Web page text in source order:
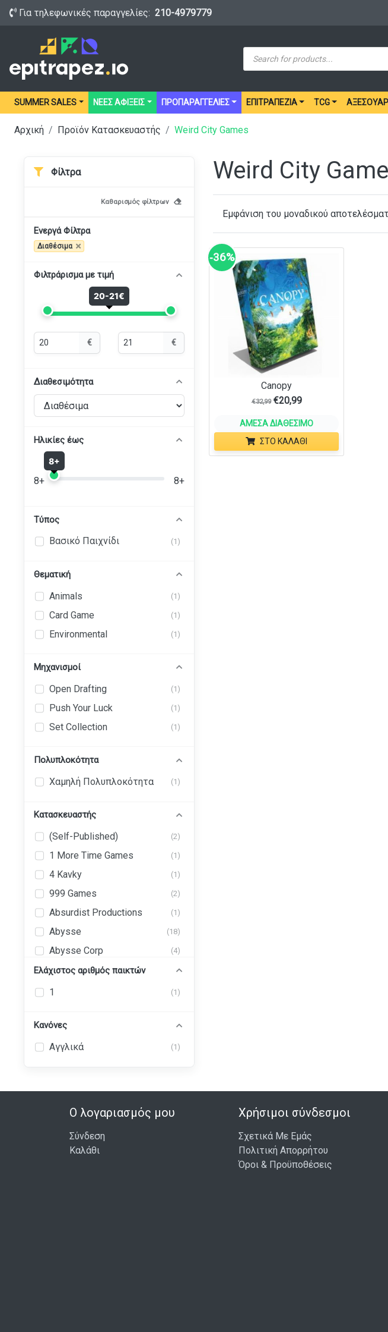
Για τηλεφωνικές παραγγελίες: 210-4979779
Products
search
SUMMER SALES ΝΕΕΣ ΑΦΙΞΕΙΣ ΠΡΟΠΑΡΑΓΓΕΛΙΕΣ ΕΠΙΤΡΑΠΈΖΙΑ TCG ΑΞΕΣΟΥΆΡ
Αρχική Προϊόν Κατασκευαστής Weird City Games
Weird City
Εμφάνιση του μοναδικού
‑36%
Canopy
€32,99 €20,99
ΆΜΕΣΑ ΔΙΑΘΈΣΙΜΟ
ΣΤΟ ΚΑΛΆΘΙ
Φίλτρα
Καθαρισμός φίλτρων
Ενεργά Φίλτρα
Διαθέσιμα
Φιλτράρισμα με τιμή
20-21€
Ελάχιστη
τιμή
€
Μέγιστη
τιμή
€
Διαθεσιμότητα
Ηλικίες έως
8+
8+
8+
Τύπος
Βασικό Παιχνίδι (1)
Θεματική
Animals (1)
Card Game (1)
Environmental (1)
Μηχανισμοί
Open Drafting (1)
Push Your Luck (1)
Set Collection (1)
Πολυπλοκότητα
Χαμηλή Πολυπλοκότητα (1)
Κατασκευαστής
(Self-Published) (2)
1 More Time Games (1)
4 Kavky (1)
999 Games (2)
Absurdist Productions (1)
Abysse (18)
Abysse Corp (4)
Abystyle (43)
Ad Magic, Inc. (AdMagic
(1)
Alderac Entertainment
Alderac Entertainment
(5)
Alion
Ελάχιστος αριθμός παικτών
1 (1)
Κανόνες
Αγγλικά (1)
Ο λογαριασμός μου
Σύνδεση
Καλάθι
Χρήσιμοι σύνδεσμοι
Σχετικά Με Εμάς
Πολιτική Απορρήτου
Όροι & Προϋποθέσεις